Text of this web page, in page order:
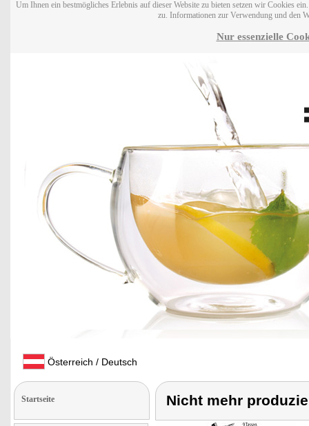
Um Ihnen ein bestmögliches Erlebnis auf dieser Website zu bieten setzen wir Cookies
zu. Informationen zur Verwendung und den
Nur essenzielle
Österreich / Deutsch
Startseite Nicht mehr